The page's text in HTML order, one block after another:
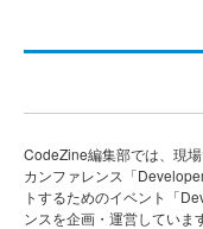
CodeZine編集部では、現
カンファレンス「
トするためのイベント「
ンスを企画・運営しています